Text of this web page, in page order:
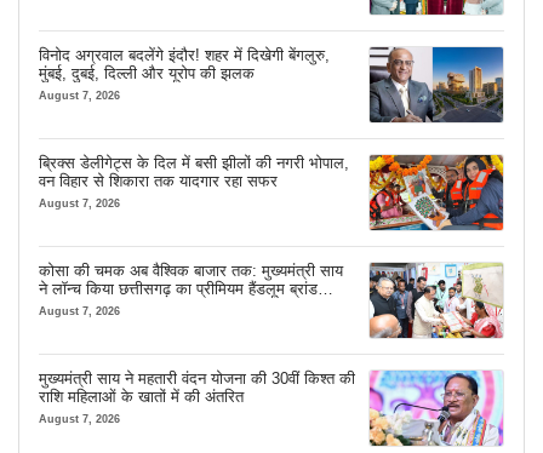
विनोद अग्रवाल बदलेंगे इंदौर! शहर में दिखेगी बेंगलुरु,
मुंबई, दुबई, दिल्ली और यूरोप की झलक
August 7, 2026
ब्रिक्स डेलीगेट्स के दिल में बसी झीलों की नगरी भोपाल,
वन विहार से शिकारा तक यादगार रहा सफर
August 7, 2026
कोसा की चमक अब वैश्विक बाजार तक: मुख्यमंत्री साय
ने लॉन्च किया छत्तीसगढ़ का प्रीमियम हैंडलूम ब्रांड
‘कोशल फैब’
August 7, 2026
मुख्यमंत्री साय ने महतारी वंदन योजना की 30वीं किश्त की
राशि महिलाओं के खातों में की अंतरित
August 7, 2026